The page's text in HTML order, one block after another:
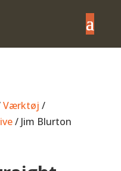
Værktøj /
/ Jim Blurton